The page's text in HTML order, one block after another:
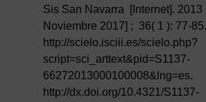
Sis San Navarra [Internet].
Noviembre 2017] ; 36( 1 ): 77-
http://scielo.isciii.es/scielo.php?
script=sci_arttext&pid=S1137-
66272013000100008&lng=es.
http://dx.doi.org/10.4321/S1137-